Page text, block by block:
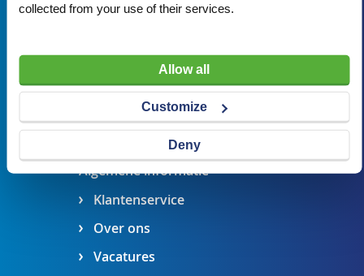
collected from your use of their services.
Allow all
Customize
Deny
Algemene informatie
Klantenservice
Over ons
Vacatures
076 541 5073
Stel een vraag
Maak een afspraak